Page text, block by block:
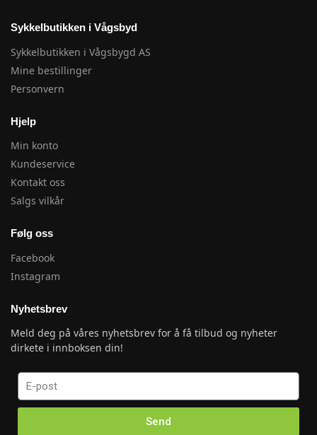
Sykkelbutikken i Vågsbyd
Sykkelbutikken i Vågsbygd AS
Mine bestillinger
Personvern
Hjelp
Min konto
Kundeservice
Kontakt oss
Salgs vilkår
Følg oss
Facebook
Instagram
Nyhetsbrev
Meld deg på våres nyhetsbrev for å få tilbud og nyheter
dirkete i innboksen din!
Send